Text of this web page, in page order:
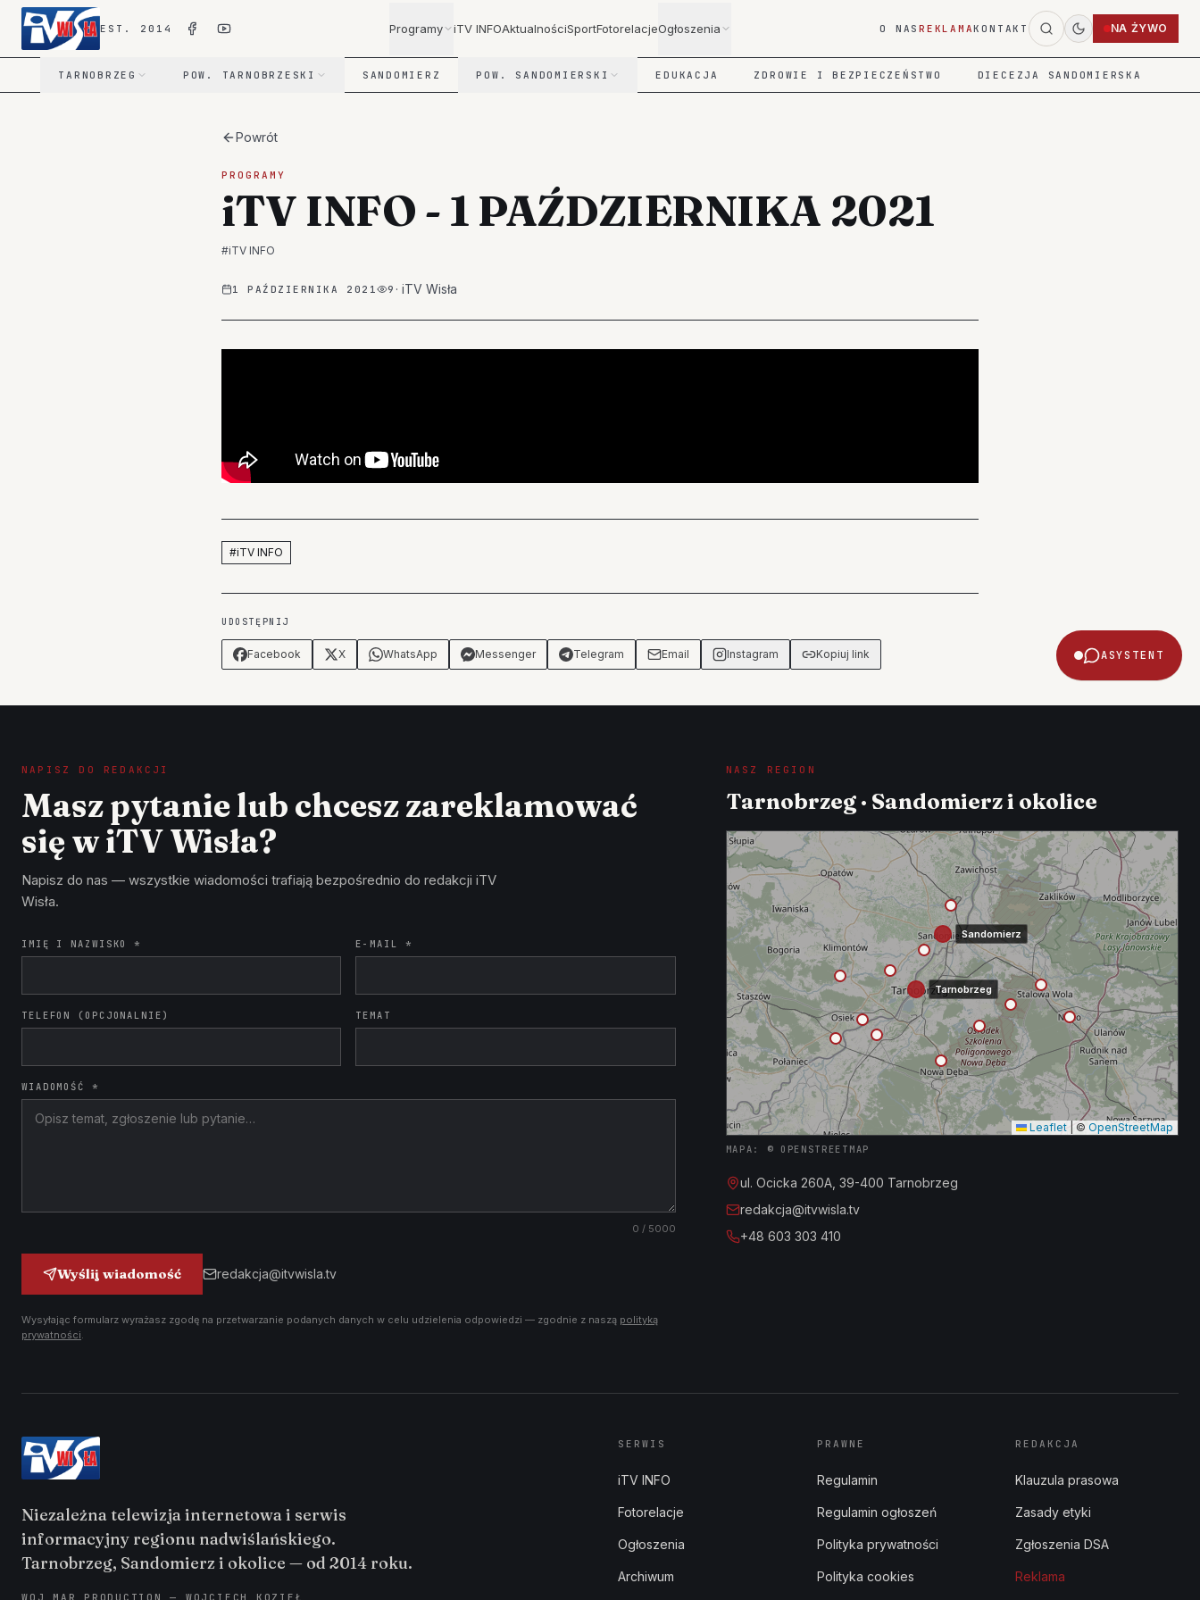
ASYSTENT
EST. 2014 Programy iTV INFOAktualnościSportFotorelacjeOgłoszenia O NASREKLAMAKONTAKT NA ŻYWO
TARNOBRZEG POW. TARNOBRZESKI SANDOMIERZ POW. SANDOMIERSKI EDUKACJA ZDROWIE I BEZPIECZEŃSTWO DIECEZJA SANDOMIERSKA
Powrót
PROGRAMY
iTV INFO - 1 PAŹDZIERNIKA 2021
#iTV INFO
1 PAŹDZIERNIKA 2021 9 · iTV Wisła
#iTV INFO
UDOSTĘPNIJ
Facebook X WhatsApp Messenger Telegram Email Instagram Kopiuj link
NAPISZ DO REDAKCJI
Masz pytanie lub chcesz zareklamować
się w iTV Wisła?
Napisz do nas — wszystkie wiadomości trafiają bezpośrednio do redakcji iTV
Wisła.
IMIĘ I NAZWISKO * E-MAIL *
TELEFON (OPCJONALNIE) TEMAT
WIADOMOŚĆ *
0 / 5000
Wyślij wiadomość redakcja@itvwisla.tv
Wysyłając formularz wyrażasz zgodę na przetwarzanie podanych danych w celu udzielenia odpowiedzi — zgodnie z naszą polityką
prywatności.
NASZ REGION
Tarnobrzeg · Sandomierz i okolice
Tarnobrzeg
Sandomierz
Leaflet © OpenStreetMap
MAPA: © OPENSTREETMAP
ul. Ocicka 260A, 39-400 Tarnobrzeg
redakcja@itvwisla.tv
+48 603 303 410
Niezależna telewizja internetowa i serwis
informacyjny regionu nadwiślańskiego.
Tarnobrzeg, Sandomierz i okolice — od 2014 roku.
WOJ MAR PRODUCTION — WOJCIECH KOZIEŁ
SERWIS
iTV INFO
Fotorelacje
Ogłoszenia
Archiwum
PRAWNE
Regulamin
Regulamin ogłoszeń
Polityka prywatności
Polityka cookies
REDAKCJA
Klauzula prasowa
Zasady etyki
Zgłoszenia DSA
Reklama